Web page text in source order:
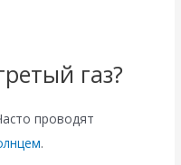
газ?
проводят
.